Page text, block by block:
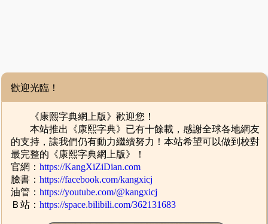
歡迎光臨！
《康熙字典網上版》歡迎您！
本站推出《康熙字典》已有十餘載，感謝全球各地網友
的支持，讓我們仍有動力繼續努力！本站希望可以做到校對
最完整的《康熙字典網上版》！
官網：https://KangXiZiDian.com
臉書：https://facebook.com/kangxicj
油管：https://youtube.com/@kangxicj
Ｂ站：https://space.bilibili.com/362131683